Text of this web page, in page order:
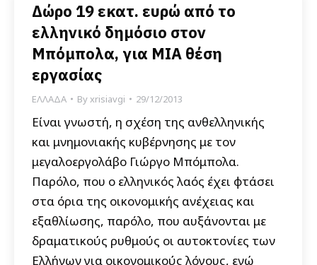
Δώρο 19 εκατ. ευρώ από το
ελληνικό δημόσιο στον
Μπόμπολα, για ΜΙΑ θέση
εργασίας
ΕΛΛΑΔΑ Byxrisiavgi 29/12/2013
Είναι γνωστή, η σχέση της ανθελληνικής
και μνημονιακής κυβέρνησης με τον
μεγαλοεργολάβο Γιώργο Μπόμπολα.
Παρόλο, που ο ελληνικός λαός έχει φτάσει
στα όρια της οικονομικής ανέχειας και
εξαθλίωσης, παρόλο, που αυξάνονται με
δραματικούς ρυθμούς οι αυτοκτονίες των
Ελλήνων για οικονομικούς λόγους, ενώ